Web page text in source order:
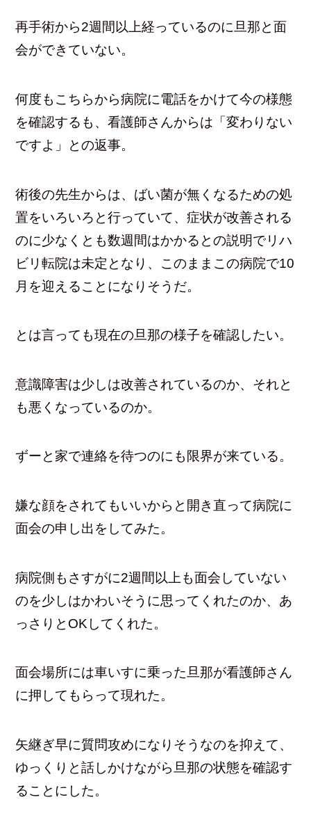
再手術から2週間以上経っているのに旦那と面
会ができていない。
何度もこちらから病院に電話をかけて今の様態
を確認するも、看護師さんからは「変わりない
ですよ」との返事。
術後の先生からは、ばい菌が無くなるための処
置をいろいろと行っていて、症状が改善される
のに少なくとも数週間はかかるとの説明でリハ
ビリ転院は未定となり、このままこの病院で10
月を迎えることになりそうだ。
とは言っても現在の旦那の様子を確認したい。
意識障害は少しは改善されているのか、それと
も悪くなっているのか。
ずーと家で連絡を待つのにも限界が来ている。
嫌な顔をされてもいいからと開き直って病院に
面会の申し出をしてみた。
病院側もさすがに2週間以上も面会していない
のを少しはかわいそうに思ってくれたのか、あ
っさりとOKしてくれた。
面会場所には車いすに乗った旦那が看護師さん
に押してもらって現れた。
矢継ぎ早に質問攻めになりそうなのを抑えて、
ゆっくりと話しかけながら旦那の状態を確認す
ることにした。